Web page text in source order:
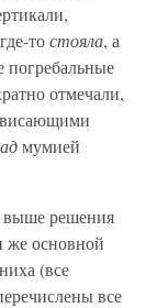
тостояла, а
погребальные
отмечали,
мумией
решения
же основной
(все
все